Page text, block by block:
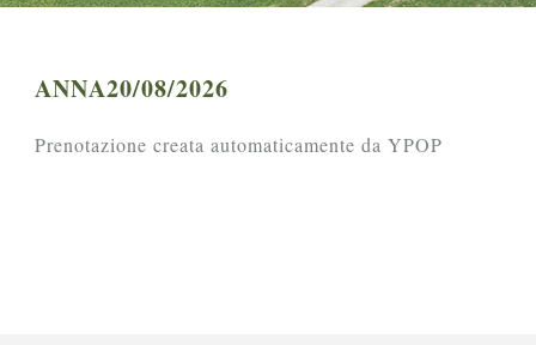
ANNA20/08/2026
Prenotazione creata automaticamente da YPOP